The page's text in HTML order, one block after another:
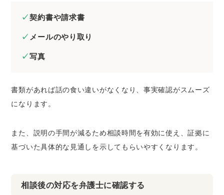
契約書や請求書
メールのやり取り
写真
書類があれば話の食い違いがなくなり、事実確認がスムーズ
になります。
また、説明の手間が減るため相談時間を有効に使え、証拠に
基づいた具体的な見通しを示してもらいやすくなります。
相談後の対応を弁護士に確認する